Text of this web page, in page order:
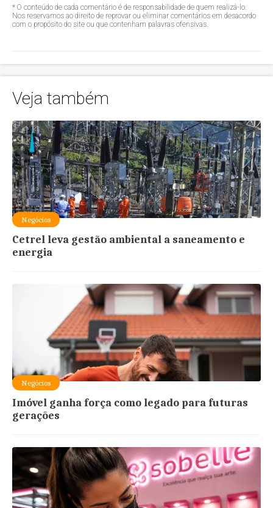
* O conteúdo de cada comentário é de responsabilidade de quem realizá-lo.
Nos reservamos ao direito de reprovar ou eliminar comentários em desacordo
com o propósito do site ou que contenham palavras ofensivas.
Veja também
Negócios
Cetrel leva gestão ambiental a saneamento e
energia
Negócios
Imóvel ganha força como legado para futuras
gerações